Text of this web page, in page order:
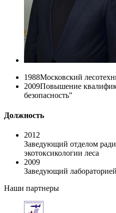
1988Московский
2009Повышение
безопасность"
Должность
2012
Заведующий отделом
экотоксикологии леса
2009
Заведующий
Наши партнеры